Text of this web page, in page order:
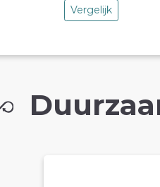
Vergelijk